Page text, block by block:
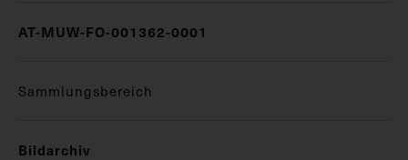
AT-MUW-FO-001362-0001
Sammlungsbereich
Bildarchiv